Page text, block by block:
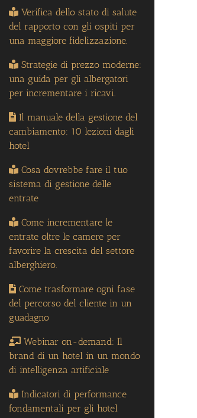
Verifica dello stato di salute
del rapporto con gli ospiti per
una maggiore fidelizzazione.
Strategie di prezzo moderne:
una guida per gli albergatori
per incrementare i ricavi.
Il manuale della gestione del
cambiamento: 10 lezioni dagli
hotel
Cosa dovrebbe fare il tuo
sistema di gestione delle
entrate
Come incrementare le
entrate oltre le camere per
favorire la crescita del settore
alberghiero.
Come trasformare ogni fase
del percorso del cliente in un
guadagno
Webinar on-demand: Il
brand di un hotel in un mondo
di intelligenza artificiale
Indicatori di performance
fondamentali per gli hotel